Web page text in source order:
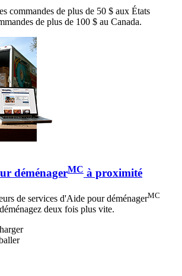
commandes de plus de 50 $ aux États
de plus de 100 $ au Canada.
déménagerMC à proximité
de services d'Aide pour déménagerMC
deux fois plus vite.